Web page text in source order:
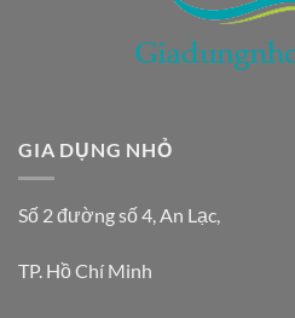
GIA DỤNG NHỎ
Số 2 đường số 4, An Lạc,
TP. Hồ Chí Minh